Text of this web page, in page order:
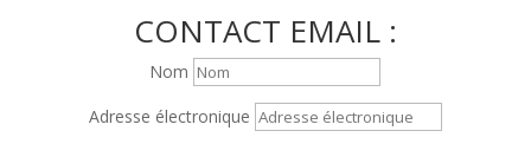
CONTACT EMAIL :
Nom
Adresse électronique